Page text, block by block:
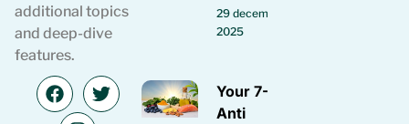
additional topics
and deep-dive
features.
29 december
2025
Your 7-Day
Anti